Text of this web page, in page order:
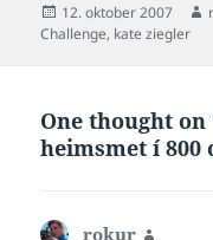
Posted
on
12. oktober 2007
Challenge, kate ziegler
One thought
heimsmet í 800
rokur